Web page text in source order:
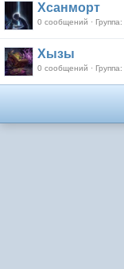
Хсанморт
0 сообщений · Группа:
Хызы
0 сообщений · Группа: